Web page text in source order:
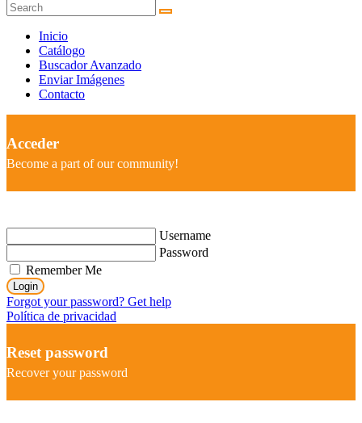
Inicio
Catálogo
Buscador Avanzado
Enviar Imágenes
Contacto
Acceder
Become a part of our community!
Username
Password
Remember Me
Login
Forgot your password? Get help
Política de privacidad
Reset password
Recover your password